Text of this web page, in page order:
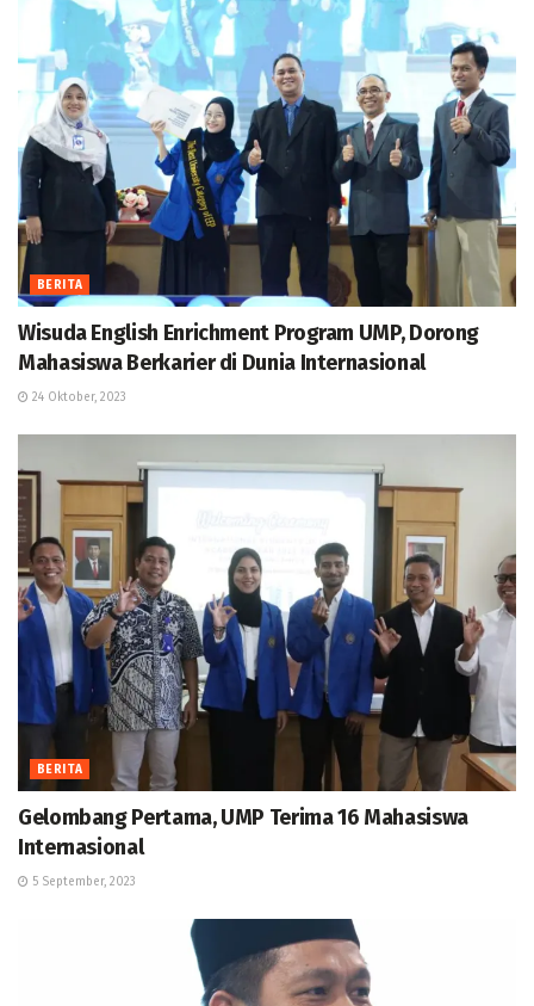
BERITA
Wisuda English Enrichment Program UMP, Dorong
Mahasiswa Berkarier di Dunia Internasional
24 Oktober, 2023
BERITA
Gelombang Pertama, UMP Terima 16 Mahasiswa
Internasional
5 September, 2023